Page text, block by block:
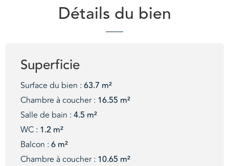
Détails du bien
Superficie
Surface du bien : 63.7 m²
Chambre à coucher : 16.55 m²
Salle de bain : 4.5 m²
WC : 1.2 m²
Balcon : 6 m²
Chambre à coucher : 10.65 m²